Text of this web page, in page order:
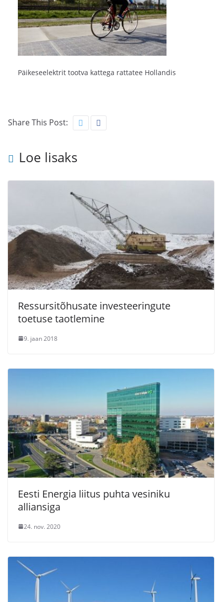
Päikeseelektrit tootva kattega rattatee Hollandis
Share This Post:
Loe lisaks
Ressursitõhusate investeeringute
toetuse taotlemine
9. jaan 2018
Eesti Energia liitus puhta vesiniku
alliansiga
24. nov. 2020